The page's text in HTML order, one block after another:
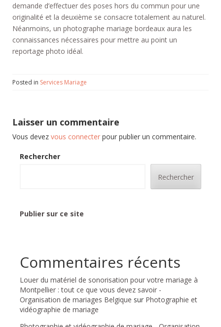
demande d’effectuer des poses hors du commun pour une
originalité et la deuxième se consacre totalement au naturel.
Néanmoins, un photographe mariage bordeaux aura les
connaissances nécessaires pour mettre au point un
reportage photo idéal.
Posted in Services Mariage
Laisser un commentaire
Vous devez vous connecter pour publier un commentaire.
Rechercher
Rechercher
Publier sur ce site
Commentaires récents
Louer du matériel de sonorisation pour votre mariage à
Montpellier : tout ce que vous devez savoir -
Organisation de mariages Belgique sur Photographie et
vidéographie de mariage